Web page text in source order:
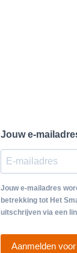
Jouw e-
Jouw e-mailadres
betrekking tot Het
uitschrijven via een
Aanmelden